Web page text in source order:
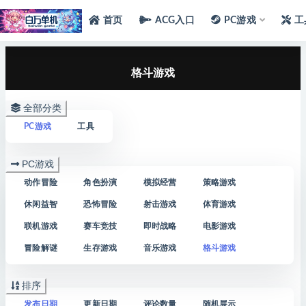
首页 ACG入口 PC游戏
格斗游戏
全部分类
PC游戏 工具
PC游戏
动作冒险 角色扮演 模拟经营 策略游戏
休闲益智 恐怖冒险 射击游戏 体育游戏
联机游戏 赛车竞技 即时战略 电影游戏
冒险解谜 生存游戏 音乐游戏 格斗游戏
排序
发布日期 更新日期 评论数量 随机展示